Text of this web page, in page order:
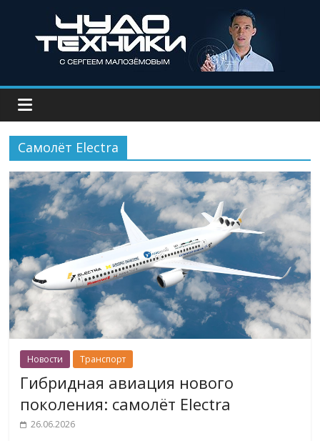
Самолёт Electra
Новости Транспорт
Гибридная авиация нового
поколения: самолёт Electra
26.06.2026